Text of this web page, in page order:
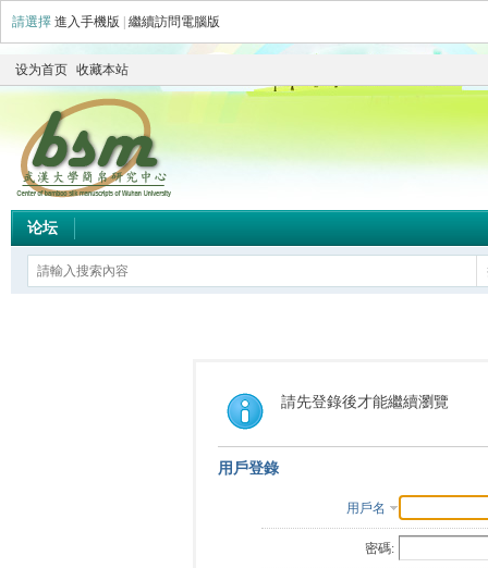
請選擇 進入手機版 繼續訪問電腦版
设为首页 收藏本站
论坛
請先登錄後才能繼續瀏覽
用戶登錄
用戶名
密碼: